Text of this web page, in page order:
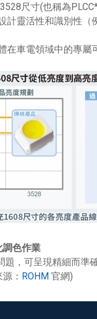
尺寸(也稱為
靈活性和識別性（
在車電領域中的專屬
調色作業
題，可呈現精細而
： ROHM 官網)